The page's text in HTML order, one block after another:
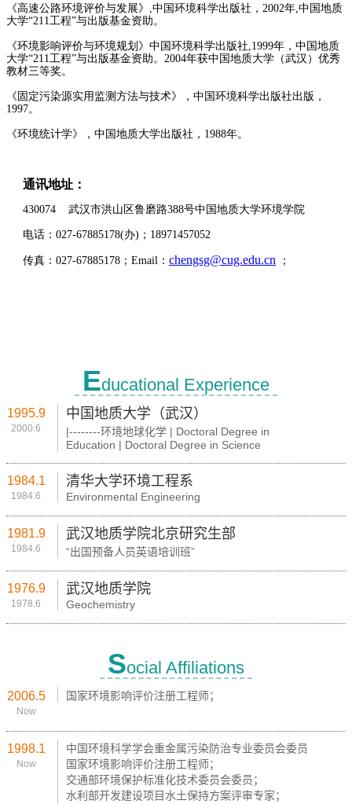
Educational Experience
1995.9
2000.6
中国地质大学（武汉）
|--------环境地球化学 | Doctoral Degree in
Education | Doctoral Degree in Science
1984.1
1984.6
清华大学环境工程系
Environmental Engineering
1981.9
1984.6
武汉地质学院北京研究生部
“出国预备人员英语培训班”
1976.9
1978.6
武汉地质学院
Geochemistry
Social Affiliations
2006.5
Now
国家环境影响评价注册工程师；
1998.1
Now
中国环境科学学会重金属污染防治专业委员会委员
国家环境影响评价注册工程师；
交通部环境保护标准化技术委员会委员；
水利部开发建设项目水土保持方案评审专家；